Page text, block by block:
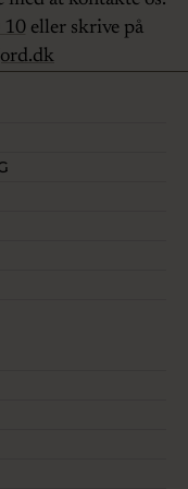
10eller skrive på